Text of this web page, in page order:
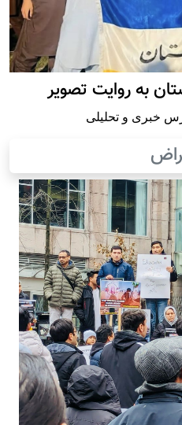
به روایت تصویر
خبری و تحلیلی